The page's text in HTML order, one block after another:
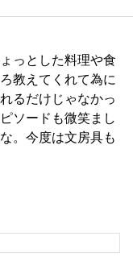
っとした料理や食
教えてくれて為に
るだけじゃなかっ
ソードも微笑まし
。今度は文房具も